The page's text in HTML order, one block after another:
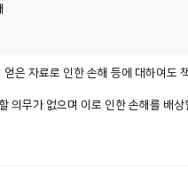
은 자료로 인한 손해 등에 대하여도
무가 없으며 이로 인한 손해를 배상